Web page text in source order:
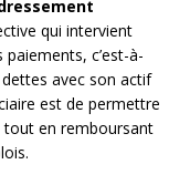
qui intervient
c’est-à-
avec son actif
est de permettre
tout en remboursant